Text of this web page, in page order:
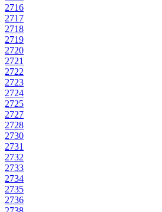
2716
2717
2718
2719
2720
2721
2722
2723
2724
2725
2727
2728
2730
2731
2732
2733
2734
2735
2736